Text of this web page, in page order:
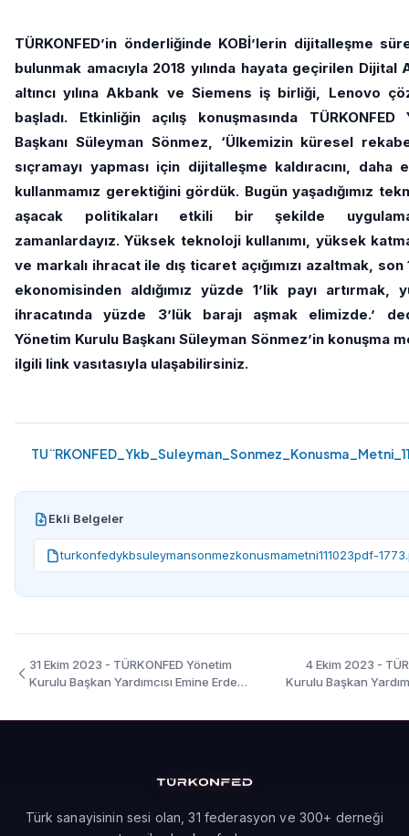
TÜRKONFED’in önderliğinde KOBİ’lerin dijitalleşme
bulunmak amacıyla 2018 yılında hayata geçirilen Dijital
altıncı yılına Akbank ve Siemens iş birliği, Lenovo
başladı. Etkinliğin açılış konuşmasında
Başkanı Süleyman Sönmez, ‘Ülkemizin küresel
sıçramayı yapması için dijitalleşme kaldıracını,
kullanmamız gerektiğini gördük. Bugün yaşadığımız
aşacak politikaları etkili bir şekilde
zamanlardayız. Yüksek teknoloji kullanımı, yüksek
ve markalı ihracat ile dış ticaret açığımızı azaltmak, son
ekonomisinden aldığımız yüzde 1’lik payı artırmak,
ihracatında yüzde 3’lük barajı aşmak elimizde.’
Yönetim Kurulu Başkanı Süleyman Sönmez’in konuşma
ilgili link vasıtasıyla ulaşabilirsiniz.
Ekli Belgeler
turkonfedykbsuleymansonmezkonusmametni111023pdf-
31 Ekim 2023 - TÜRKONFED Yönetim
Kurulu Başkan Yardımcısı Emine Erdem
4 Ekim 2023 -
Kurulu Başkan
Türk sanayisinin sesi olan, 31 federasyon ve 300+ derneği